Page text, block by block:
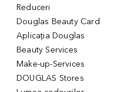
Reduceri
Douglas Beauty Card
Aplicația Douglas
Beauty Services
Make-up-Services
DOUGLAS Stores